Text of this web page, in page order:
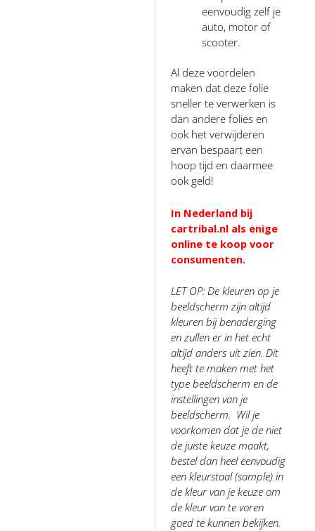
eenvoudig zelf je
auto, motor of
scooter.
Al deze voordelen
maken dat deze folie
sneller te verwerken is
dan andere folies en
ook het verwijderen
ervan bespaart een
hoop tijd en daarmee
ook geld!
In Nederland bij
cartribal.nl als enige
online te koop voor
consumenten.
LET OP: De kleuren op je
beeldscherm zijn altijd
kleuren bij benaderging
en zullen er in het echt
altijd anders uit zien. Dit
heeft te maken met het
type beeldscherm en de
instellingen van je
beeldscherm. Wil je
voorkomen dat je de niet
de juiste keuze maakt,
bestel dan heel eenvoudig
een kleurstaal (sample) in
de kleur van je keuze om
de kleur van te voren
goed te kunnen bekijken.